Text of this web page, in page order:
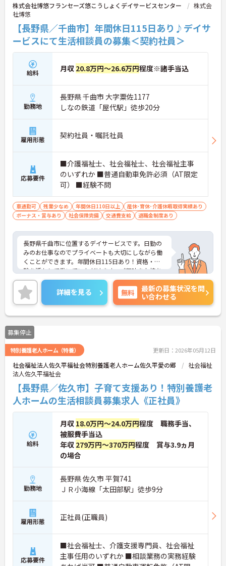
株式会社博悠フランセーズ悠こうしょくデイサービスセンター
株式会
社博悠
【長野県／千曲市】年間休日115日あり♪デイサ
ービスにて生活相談員の募集＜契約社員＞
給料 月収 20.8万円～26.6万円程度※諸手当込
勤務地
長野県 千曲市 大字粟佐1177
しなの鉄道「屋代駅」徒歩20分
雇用形態 契約社員・嘱託社員
応募要件
■介護福祉士、社会福祉士、社会福祉主事
のいずれか ■普通自動車免許必須（AT限定
可） ■経験不問
車通勤可 残業少なめ 年間休日110日以上
産休･育休･介護休暇取得実績あり
ボーナス・賞与あり
社会保険完備 交通費支給 退職金制度あり
長野県千曲市に位置するデイサービスです。日勤の
みのお仕事なのでプライベートも大切にしながら働
くことができます。年間休日115日あり！資格・経
験を活かして働いていただけます。ご興味をお持ち
の方はお気軽にお問い合わせください。
詳細を見る 無料
最新の募集状況を問
い合わせる
募集停止
特別養護老人ホーム（特養） 更新日：2026年05月12日
社会福祉法人佐久平福祉会特別養護老人ホーム佐久平愛の郷
社会福祉
法人佐久平福祉会
【長野県／佐久市】子育て支援あり！特別養護老
人ホームの生活相談員募集求人《正社員》
給料
月収 18.0万円～24.0万円程度 職務手当、
被服費手当込
年収 279万円～370万円程度 賞与3.9ヵ月
の場合
勤務地
長野県 佐久市 平賀741
ＪＲ小海線「太田部駅」徒歩9分
雇用形態 正社員(正職員)
応募要件
■社会福祉士、介護支援専門員、社会福祉
主事任用のいずれか ■相談業務の実務経験